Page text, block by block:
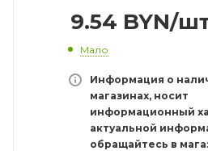
9.54 BYN/
Мало
Информация о
магазинах, носит
информационный
актуальной
обращайтесь в